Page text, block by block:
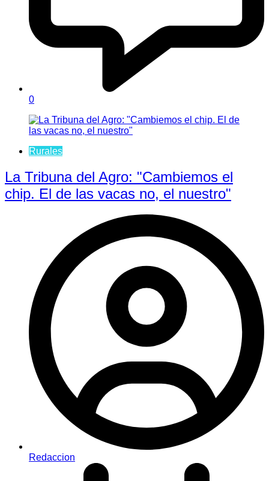
0
Rurales
La Tribuna del Agro: "Cambiemos el
chip. El de las vacas no, el nuestro"
Redaccion